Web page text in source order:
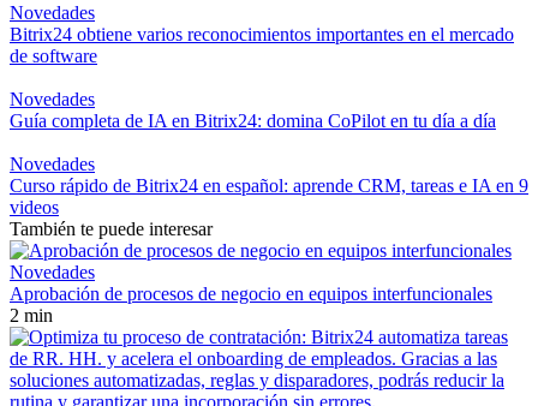
Novedades
Bitrix24 obtiene varios reconocimientos importantes en el mercado
de software
Novedades
Guía completa de IA en Bitrix24: domina CoPilot en tu día a día
Novedades
Curso rápido de Bitrix24 en español: aprende CRM, tareas e IA en 9
videos
También te puede interesar
Novedades
Aprobación de procesos de negocio en equipos interfuncionales
2 min